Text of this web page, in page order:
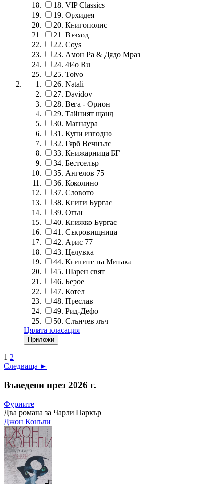
18. VIP Classics
19. Орхидея
20. Книгополис
21. Възход
22. Coys
23. Амон Ра & Дядо Мраз
24. 4i4o Ru
25. Toivo
26. Natali
27. Davidov
28. Вега - Орион
29. Тайният щанд
30. Магнаура
31. Купи изгодно
32. Гярб Вечнълс
33. Книжарница БГ
34. Бестселър
35. Ангелов 75
36. Коколино
37. Словото
38. Книги Бургас
39. Огън
40. Книжко Бургас
41. Съкровищница
42. Арис 77
43. Целувка
44. Книгите на Митака
45. Шарен свят
46. Берое
47. Котел
48. Преслав
49. Рид-Дефо
50. Слънчев лъч
Цялата класация
1 2
Следваща ►
Въведени през 2026 г.
Фуриите
Два романа за Чарли Паркър
Джон Конъли